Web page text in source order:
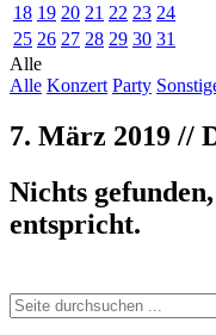
18 19 20 21 22 23 24
25 26 27 28 29 30 31
Alle
Alle Konzert Party
7. März 2019 //
Nichts
entspricht.